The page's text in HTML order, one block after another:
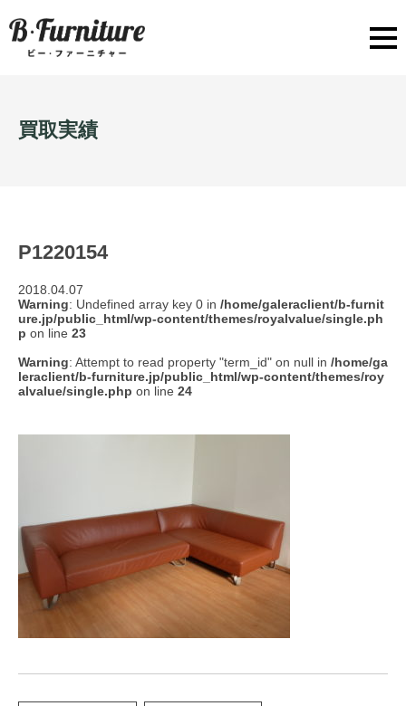
買取実績
P1220154
2018.04.07
Warning: Undefined array key 0 in /home/galeraclient/b-furnit
ure.jp/public_html/wp-content/themes/royalvalue/single.ph
p on line 23
Warning: Attempt to read property "term_id" on null in /home/ga
leraclient/b-furniture.jp/public_html/wp-content/themes/roy
alvalue/single.php on line 24